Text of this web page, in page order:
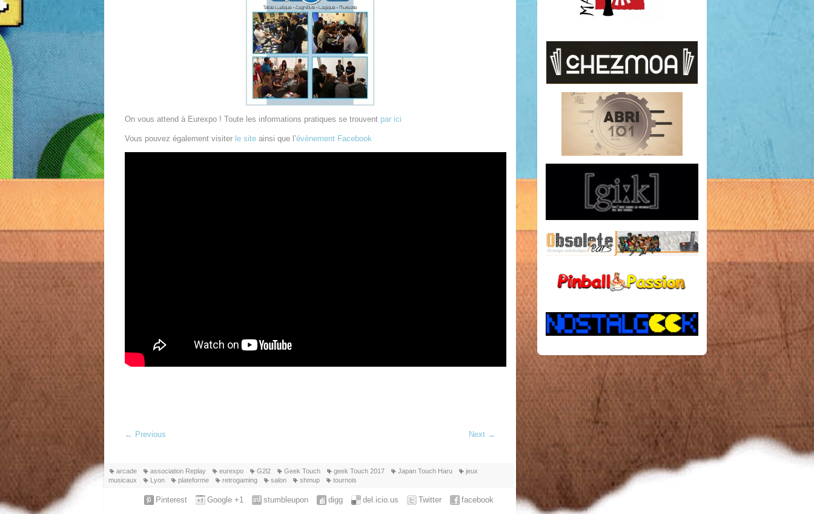
On vous attend à Eurexpo ! Toute les informations pratiques se trouvent par ici
Vous pouvez également visiter le site ainsi que l’évènement Facebook
← Previous Next →
arcade association Replay eurexpo G2l2 Geek Touch geek Touch 2017 Japan Touch Haru
jeux
musicaux
Lyon plateforme retrogaming salon shmup tournois
facebook
Twitter
del.icio.us
digg
stumbleupon
Google +1
Pinterest